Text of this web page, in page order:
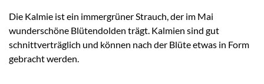
Die Kalmie ist ein immergrüner Strauch, der im Mai
wunderschöne Blütendolden trägt. Kalmien sind gut
schnittverträglich und können nach der Blüte etwas in Form
gebracht werden.